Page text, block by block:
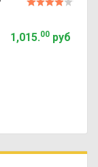
1,015.00руб